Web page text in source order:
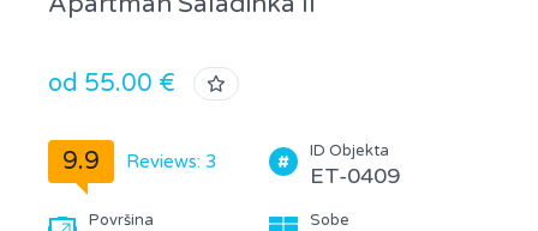
od 55.00 €
9.9 Reviews: 3 ID Objekta
ET-0409
Površina Sobe